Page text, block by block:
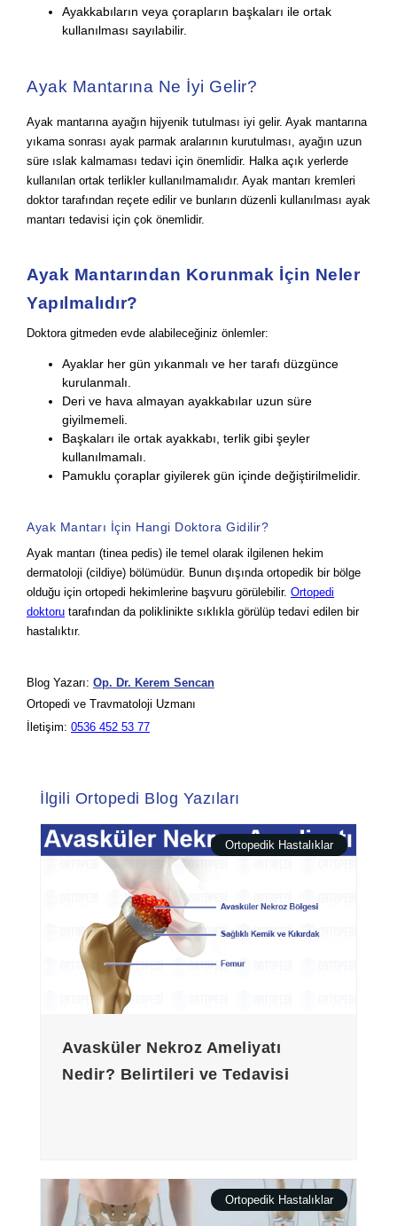
Ayakkabıların veya çorapların başkaları ile ortak
kullanılması sayılabilir.
Ayak Mantarına Ne İyi Gelir?
Ayak mantarına ayağın hijyenik tutulması iyi gelir. Ayak mantarına
yıkama sonrası ayak parmak aralarının kurutulması, ayağın uzun
süre ıslak kalmaması tedavi için önemlidir. Halka açık yerlerde
kullanılan ortak terlikler kullanılmamalıdır. Ayak mantarı kremleri
doktor tarafından reçete edilir ve bunların düzenli kullanılması ayak
mantarı tedavisi için çok önemlidir.
Ayak Mantarından Korunmak İçin Neler
Yapılmalıdır?
Doktora gitmeden evde alabileceğiniz önlemler:
Ayaklar her gün yıkanmalı ve her tarafı düzgünce
kurulanmalı.
Deri ve hava almayan ayakkabılar uzun süre
giyilmemeli.
Başkaları ile ortak ayakkabı, terlik gibi şeyler
kullanılmamalı.
Pamuklu çoraplar giyilerek gün içinde değiştirilmelidir.
Ayak Mantarı İçin Hangi Doktora Gidilir?
Ayak mantarı (tinea pedis) ile temel olarak ilgilenen hekim
dermatoloji (cildiye) bölümüdür. Bunun dışında ortopedik bir bölge
olduğu için ortopedi hekimlerine başvuru görülebilir. Ortopedi
doktoru tarafından da poliklinikte sıklıkla görülüp tedavi edilen bir
hastalıktır.
Blog Yazarı: Op. Dr. Kerem Sencan
Ortopedi ve Travmatoloji Uzmanı
İletişim: 0536 452 53 77
İlgili Ortopedi Blog Yazıları
Ortopedik Hastalıklar
Avasküler Nekroz Ameliyatı
Nedir? Belirtileri ve Tedavisi
Ortopedik Hastalıklar